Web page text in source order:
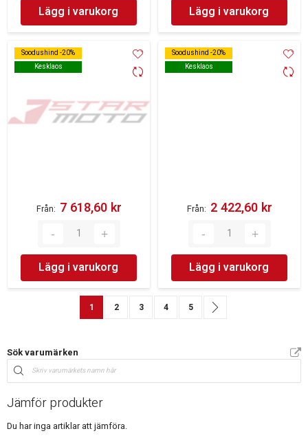
Lägg i varukorg Lägg i varukorg
Soodushind -20%
Kesklaos
Soodushind -20%
Kesklaos
Från 7 618,60 kr‎
Lägg i varukorg
Soodushind -20%
Kesklaos
Soodushind -20%
Kesklaos
Från 2 422,60 kr‎
Lägg i varukorg
SidaYou're currently reading page
1 Sida
2 Sida
3 Sida
4 Sida
5
Sök varumärken
Jämför produkter
Du har inga artiklar att jämföra.